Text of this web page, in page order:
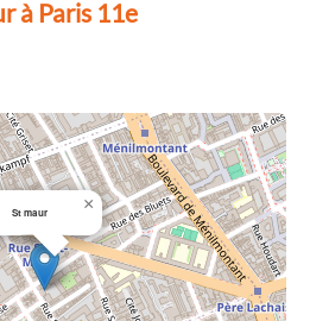
à Paris 11e
St maur ×